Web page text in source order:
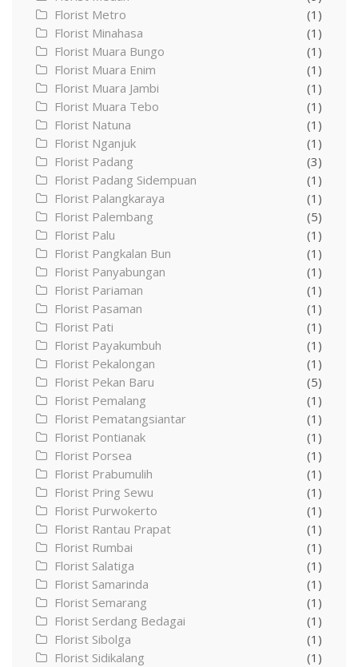
Florist Metro
(1)
Florist Minahasa
(1)
Florist Muara Bungo
(1)
Florist Muara Enim
(1)
Florist Muara Jambi
(1)
Florist Muara Tebo
(1)
Florist Natuna
(1)
Florist Nganjuk
(1)
Florist Padang
(3)
Florist Padang Sidempuan
(1)
Florist Palangkaraya
(1)
Florist Palembang
(5)
Florist Palu
(1)
Florist Pangkalan Bun
(1)
Florist Panyabungan
(1)
Florist Pariaman
(1)
Florist Pasaman
(1)
Florist Pati
(1)
Florist Payakumbuh
(1)
Florist Pekalongan
(1)
Florist Pekan Baru
(5)
Florist Pemalang
(1)
Florist Pematangsiantar
(1)
Florist Pontianak
(1)
Florist Porsea
(1)
Florist Prabumulih
(1)
Florist Pring Sewu
(1)
Florist Purwokerto
(1)
Florist Rantau Prapat
(1)
Florist Rumbai
(1)
Florist Salatiga
(1)
Florist Samarinda
(1)
Florist Semarang
(1)
Florist Serdang Bedagai
(1)
Florist Sibolga
(1)
Florist Sidikalang
(1)